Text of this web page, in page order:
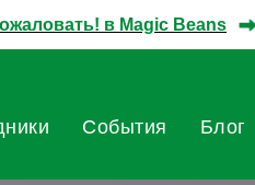
в Мagic Вeans
Cобытия Блог